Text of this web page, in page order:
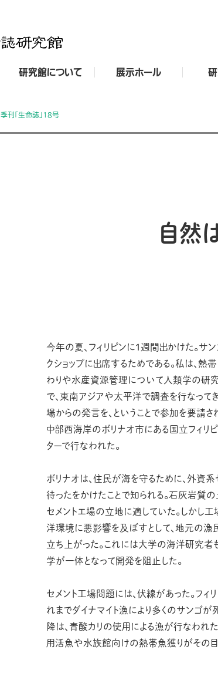
研究館について 展示ホール
季刊「生命誌」18号
自然
今年の夏、フィリピンに１週間出かけた。サ
クショップに出席するためである。私は、熱
わりや水産資源管理について人類学の研究
で、東南アジアや太平洋で調査を行なって
場からの発言を、ということで参加を要請さ
中部西海岸のボリナオ市にある国立フィリ
ターで行なわれた。
ボリナオは、住民が海を守るために、外資
待ったをかけたことで知られる。石灰岩質の
セメントエ場の立地に適していた。しかし
洋環境に悪影響を及ぼすとして、地元の
立ち上がった。これには大学の海洋研究者
学が一体となって開発を阻止した。
セメント工場問題には、伏線があった。フィ
れまでダイナマイト漁により多くのサンゴが
降は、青酸カリの使用による漁が行なわれ
用活魚や水族館向けの熱帯魚獲りがその目